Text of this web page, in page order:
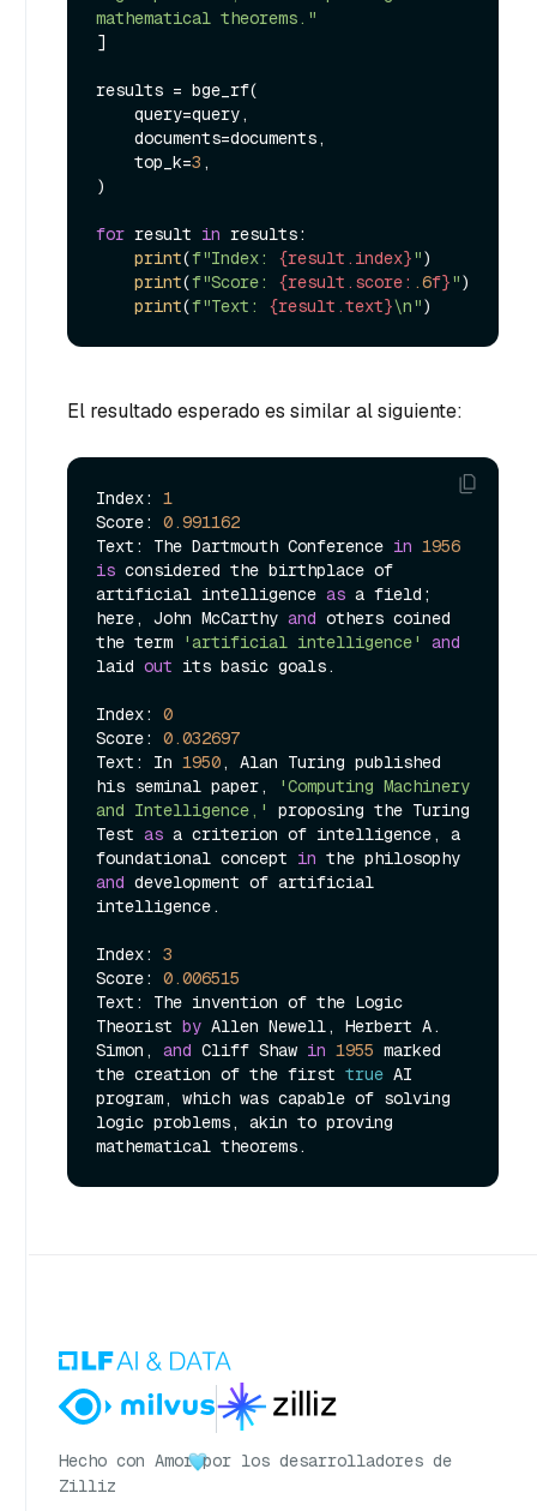
mathematical theorems."
]
results = bge_rf(
    top_k=
3 ,
)
for result in results:
print(f"Index: {result.index}")
print(f"Score: {result.score: .6f}")
print(f"Text: {result.text}\n"
El resultado esperado es similar al siguiente:
Index: 1
Score: 0.991162
Text: The Dartmouth Conference in 1956
is considered the birthplace of
artificial intelligence as a field;
here, John McCarthy and others coined
the term
'artificial intelligence'
and
laid out its basic goals.
Index: 0
Score: 0.032697
Text: In 1950, Alan Turing published
his seminal paper,
'Computing Machinery
and Intelligence,'
proposing the Turing
Test as a criterion of intelligence, a
foundational concept in
and development of artificial
intelligence.
Index: 3
Score: 0.006515
Text: The invention of the Logic
Theorist by Allen Newell, Herbert A.
Simon, and Cliff Shaw in 1955 marked
the creation of the first true AI
program, which was capable of solving
logic problems, akin to proving
Hecho con Amor por los desarrolladores de
Zilliz